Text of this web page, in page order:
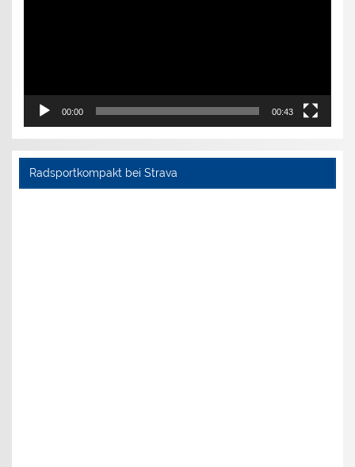
00:00 00:43
Radsportkompakt bei Strava